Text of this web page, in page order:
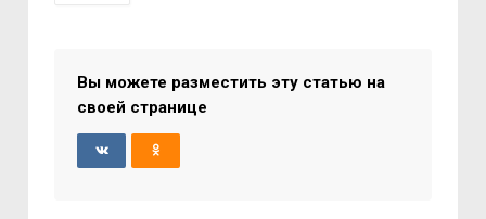
Вы можете разместить эту статью на
своей странице